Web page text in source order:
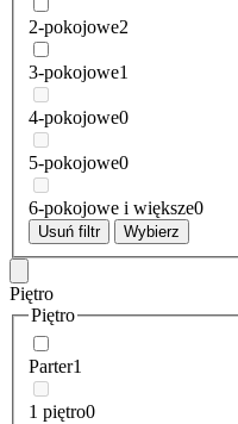
2-pokojowe2
3-pokojowe1
4-pokojowe0
5-pokojowe0
6-pokojowe i większe0
Usuń filtr Wybierz
Piętro
Piętro
Parter1
1 piętro0